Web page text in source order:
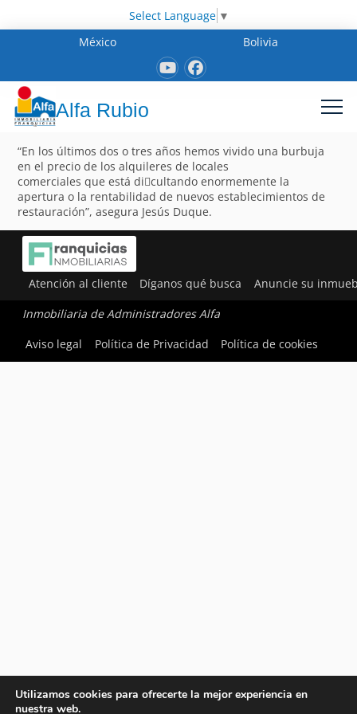
Select Language ▼
México
Bolivia
Alfa Rubio
“En los últimos dos o tres años hemos vivido una burbuja
en el precio de los alquileres de locales
comerciales que está di􀂦cultando enormemente la
apertura o la rentabilidad de nuevos establecimientos de
restauración”, asegura Jesús Duque.
Atención al cliente Díganos qué busca Anuncie su
Inmobiliaria de Administradores Alfa
Aviso legal
Política de Privacidad Política de cookies
Utilizamos cookies para ofrecerte la mejor experiencia en
nuestra web.